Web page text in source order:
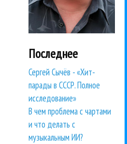
Последнее
Сергей Сычёв - «Хит-
парады в СССР. Полное
исследование»
В чем проблема с чартами
и что делать с
музыкальным ИИ?